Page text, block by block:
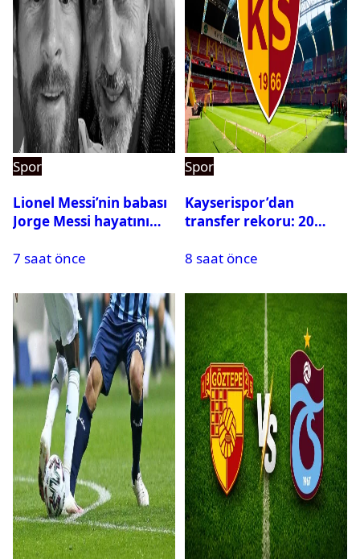
Spor
Lionel Messi’nin babası
Jorge Messi hayatını
7 saat önce
Spor
Kayserispor’dan
transfer rekoru: 20
8 saat önce